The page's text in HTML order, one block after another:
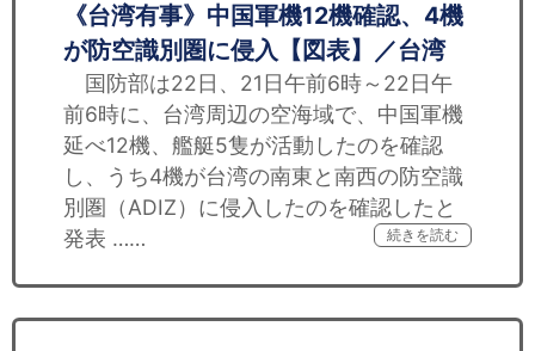
《台湾有事》中国軍機12機確認、4機
が防空識別圏に侵入【図表】／台湾
国防部は22日、21日午前6時～22日午
前6時に、台湾周辺の空海域で、中国軍機
延べ12機、艦艇5隻が活動したのを確認
し、うち4機が台湾の南東と南西の防空識
別圏（ADIZ）に侵入したのを確認したと
発表 ……
続きを読む